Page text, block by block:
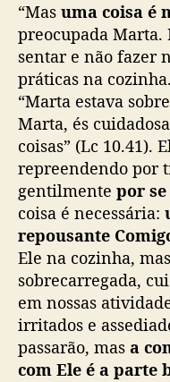
“Mas uma coisa é
preocupada Marta.
sentar e não fazer
práticas na
“Marta estava
Marta, és
coisas” (Lc 10.41).
repreendendo por
gentilmente por
coisa é necessária:
repousante
Ele na cozinha,
sobrecarregada,
em nossas
irritados e
passarão, mas a
com Ele é a parte